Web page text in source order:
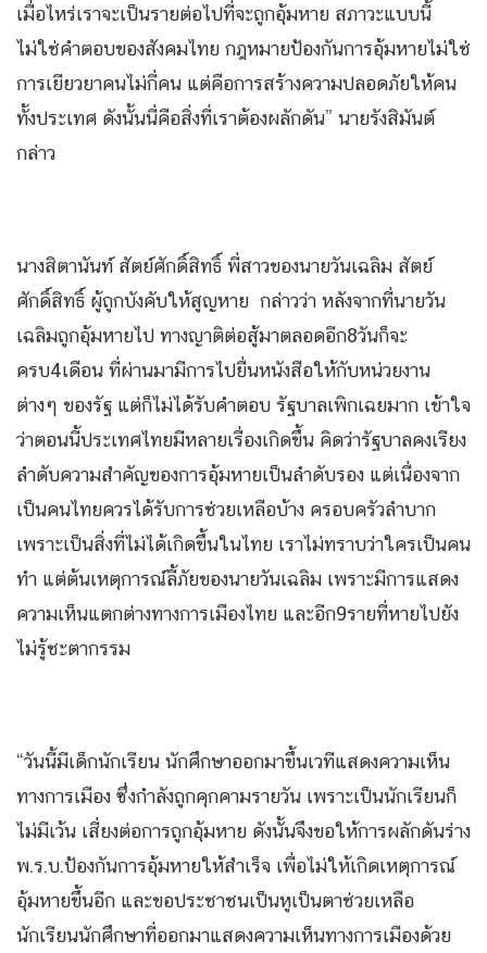
เมื่อไหร่เราจะเป็นรายต่อไปที่จะถูกอุ้มหาย สภาวะแบบนี้
ไม่ใช่คำตอบของสังคมไทย กฎหมายป้องกันการอุ้มหายไม่ใช่
การเยียวยาคนไม่กี่คน แต่คือการสร้างความปลอดภัยให้คน
ทั้งประเทศ ดังนั้นนี่คือสิ่งที่เราต้องผลักดัน” นายรังสิมันต์
กล่าว
นางสิตานันท์ สัตย์ศักดิ์สิทธิ์ พี่สาวของนายวันเฉลิม สัตย์
ศักดิ์สิทธิ์ ผู้ถูกบังคับให้สูญหาย กล่าวว่า หลังจากที่นายวัน
เฉลิมถูกอุ้มหายไป ทางญาติต่อสู้มาตลอดอีก8วันก็จะ
ครบ4เดือน ที่ผ่านมามีการไปยื่นหนังสือให้กับหน่วยงาน
ต่างๆ ของรัฐ แต่ก็ไม่ได้รับคำตอบ รัฐบาลเพิกเฉยมาก เข้าใจ
ว่าตอนนี้ประเทศไทยมีหลายเรื่องเกิดขึ้น คิดว่ารัฐบาลคงเรียง
ลำดับความสำคัญของการอุ้มหายเป็นลำดับรอง แต่เนื่องจาก
เป็นคนไทยควรได้รับการช่วยเหลือบ้าง ครอบครัวลำบาก
เพราะเป็นสิ่งที่ไม่ได้เกิดขึ้นในไทย เราไม่ทราบว่าใครเป็นคน
ทำ แต่ต้นเหตุการณ์ลี้ภัยของนายวันเฉลิม เพราะมีการแสดง
ความเห็นแตกต่างทางการเมืองไทย และอีก9รายที่หายไปยัง
ไม่รู้ชะตากรรม
“วันนี้มีเด็กนักเรียน นักศึกษาออกมาขึ้นเวทีแสดงความเห็น
ทางการเมือง ซึ่งกำลังถูกคุกคามรายวัน เพราะเป็นนักเรียนก็
ไม่มีเว้น เสี่ยงต่อการถูกอุ้มหาย ดังนั้นจึงขอให้การผลักดันร่าง
พ.ร.บ.ป้องกันการอุ้มหายให้สำเร็จ เพื่อไม่ให้เกิดเหตุการณ์
อุ้มหายขึ้นอีก และขอประชาชนเป็นหูเป็นตาช่วยเหลือ
นักเรียนนักศึกษาที่ออกมาแสดงความเห็นทางการเมืองด้วย